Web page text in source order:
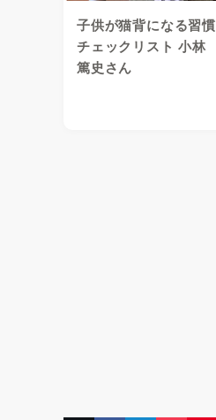
子供が猫背になる習慣
チェックリスト 小林
篤史さん